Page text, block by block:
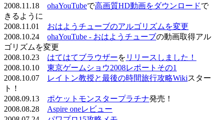
2008.11.18 ohaYouTubeで高画質HD動画をダウンロードで
きるように
2008.11.01 おはようチューブのアルゴリズムを変更
2008.10.24 ohaYouTube - おはようチューブの動画取得アル
ゴリズムを変更
2008.10.23 はてはてブラウザーを リリースしました！
2008.10.10 東京ゲームショウ2008レポートその1
2008.10.07
レイトン教授と最後の時間旅行攻略Wikiスター
ト！
2008.09.13 ポケットモンスタープラチナ発売！
2008.08.28 Aspire oneレビュー